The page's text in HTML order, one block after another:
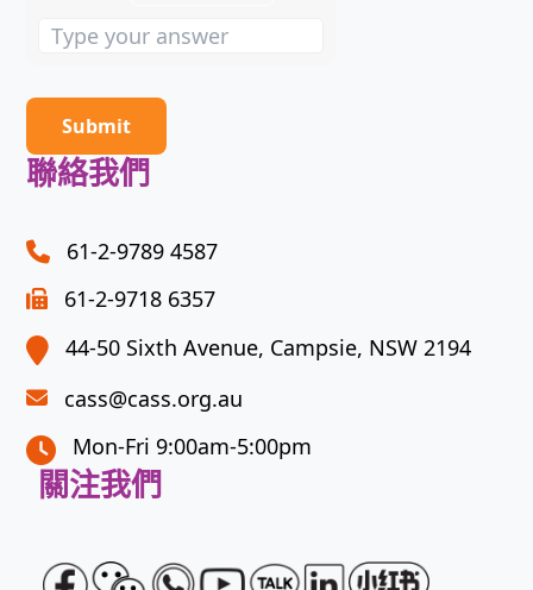
the
problem
shown
in
image
continue.
聯絡我們
61-2-9789 4587
61-2-9718 6357
44-50 Sixth Avenue, Campsie, NSW 2194
cass@cass.org.au
Mon-Fri 9:00am-5:00pm
關注我們